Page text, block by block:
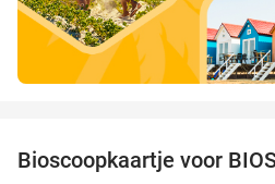
Bioscoopkaartje voor